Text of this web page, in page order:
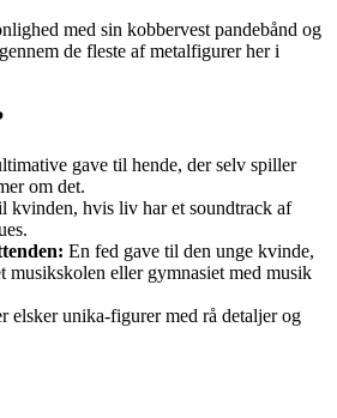
med sin kobbervest pandebånd og
de fleste af metalfigurer her i
gave til hende, der selv spiller
om det.
kvinden, hvis liv har et soundtrack af
En fed gave til den unge kvinde,
musikskolen eller gymnasiet med musik
elsker unika-figurer med rå detaljer og